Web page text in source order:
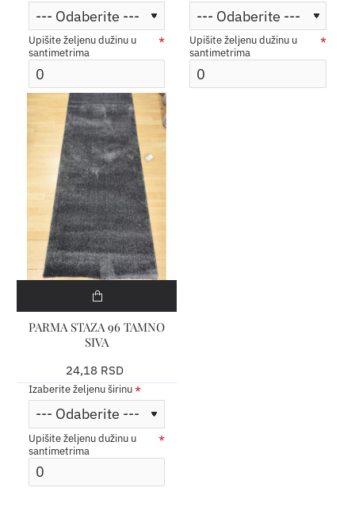
Upišite željenu dužinu u
santimetrima
Upišite željenu dužinu u
santimetrima
PARMA STAZA 96 TAMNO
SIVA
24,18 RSD
Izaberite željenu širinu
Upišite željenu dužinu u
santimetrima